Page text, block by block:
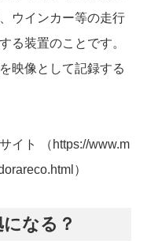
ウインカー等の走行
る装置のことです。
映像として記録する
イト （https://www.m
）
なる？